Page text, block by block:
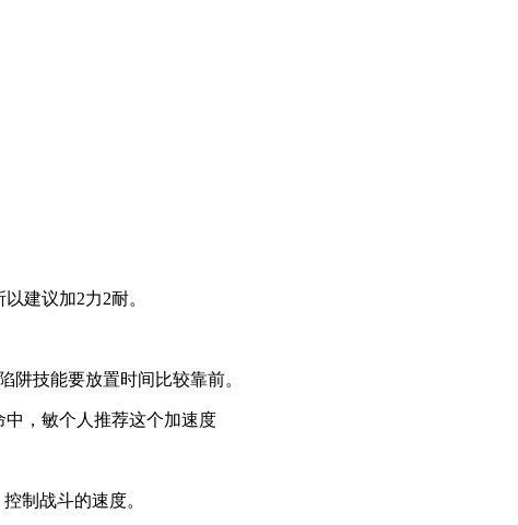
建议加2力2耐。
阱技能要放置时间比较靠前。
，敏个人推荐这个加速度
制战斗的速度。